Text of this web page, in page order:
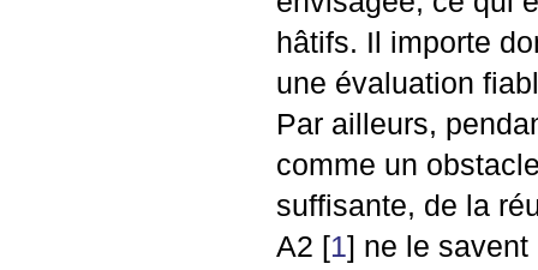
hâtifs. Il importe
une évaluation
Par ailleurs,
comme un
suffisante, de la
A2 [1] ne le savent